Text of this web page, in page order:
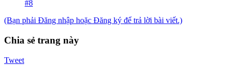
#8
(Bạn phải Đăng nhập hoặc Đăng ký để trả lời bài viết.)
Chia sẻ trang này
Tweet